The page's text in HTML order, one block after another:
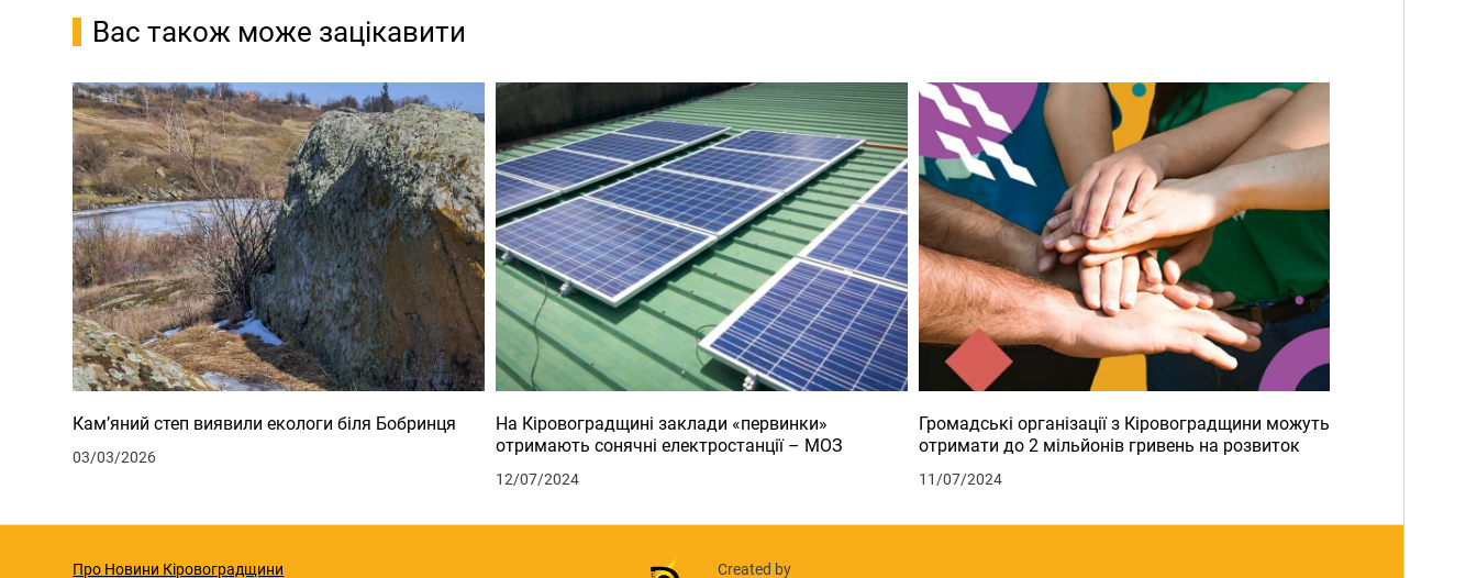
Вас також може зацікавити
Кам’яний степ виявили екологи біля Бобринця
03/03/2026
На Кіровоградщині заклади «первинки»
отримають сонячні електростанції – МОЗ
12/07/2024
Громадські організації з Кіровоградщини можуть
отримати до 2 мільйонів гривень на розвиток
11/07/2024
Про Новини Кіровоградщини Created by